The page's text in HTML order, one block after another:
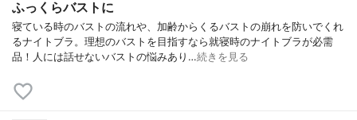
ふっくらバストに
寝ている時のバストの流れや、加齢からくるバストの崩れを防いでくれ
るナイトブラ。理想のバストを目指すなら就寝時のナイトブラが必需
品！人には話せないバストの悩みあり…続きを見る